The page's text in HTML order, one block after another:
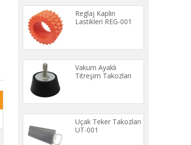
Reglaj Kaplin
Lastikleri REG-001
Vakum Ayaklı
Titreşim Takozları
Uçak Teker Takozları
UT-001